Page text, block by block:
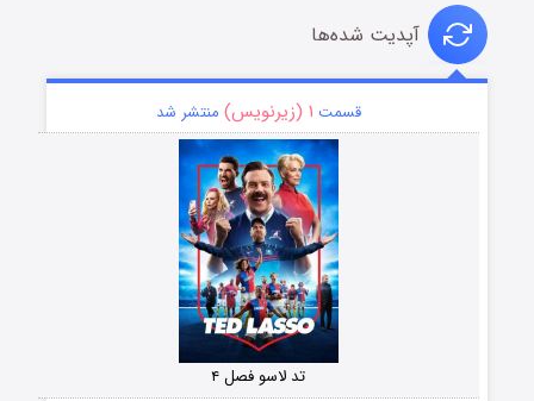
آپدیت شده‌ها
قسمت ۱ (زیرنویس) منتشر شد
تد لاسو فصل ۴